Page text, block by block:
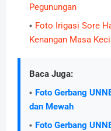
Pegunungan
Foto Irigasi Sore
Kenangan Masa Kecil
Baca Juga:
Foto Gerbang
dan Mewah
Foto Gerbang